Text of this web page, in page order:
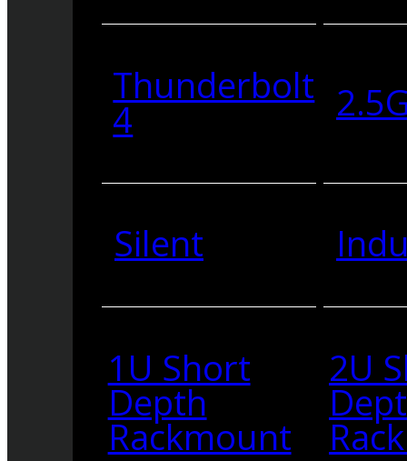
Thunderbolt
4
Silent
1U Short
Depth
Rackmount
2U